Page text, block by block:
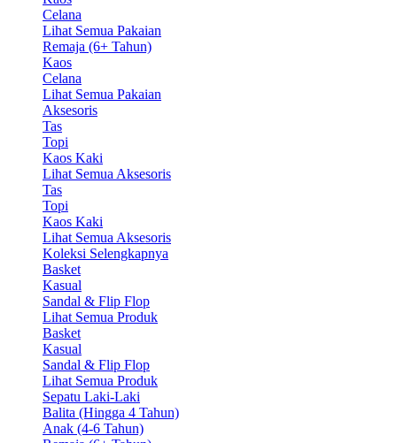
Celana
Lihat Semua Pakaian
Remaja (6+ Tahun)
Kaos
Celana
Lihat Semua Pakaian
Aksesoris
Tas
Topi
Kaos Kaki
Lihat Semua Aksesoris
Tas
Topi
Kaos Kaki
Lihat Semua Aksesoris
Koleksi Selengkapnya
Basket
Kasual
Sandal & Flip Flop
Lihat Semua Produk
Basket
Kasual
Sandal & Flip Flop
Lihat Semua Produk
Sepatu Laki-Laki
Balita (Hingga 4 Tahun)
Anak (4-6 Tahun)